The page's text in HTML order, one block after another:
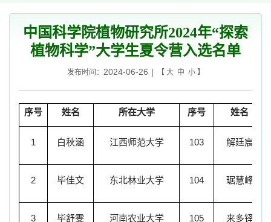
中国科学院植物研究所2024年“探索
植物科学”大学生夏令营入选名单
发布时间： 2024-06-26 | 【 大 中 小】
序号 姓名 所在大学 序号 姓名
1 白秋涵 江西师范大学 103 解廷宸
2 毕佳文 东北林业大学 104 琚慧峰
3 毕舒雯 河南农业大学 105 来多铎